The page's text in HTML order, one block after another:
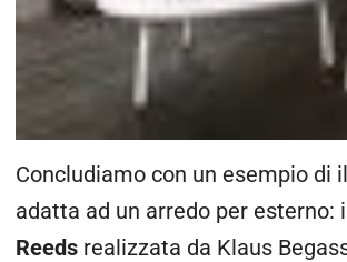
Concludiamo con un esempio di
adatta ad un arredo per esterno:
Reeds realizzata da Klaus